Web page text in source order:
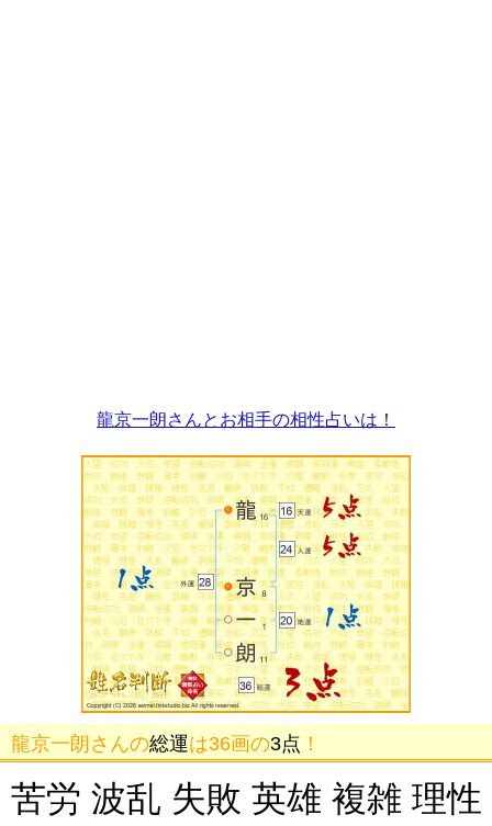
龍京一朗さんとお相手の相性占いは！
龍京一朗さんの総運は36画の3点 ！
苦労 波乱 失敗 英雄 複雑 理性